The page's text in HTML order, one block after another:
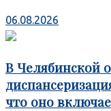
06.08.2026
В Челябинской
что оно